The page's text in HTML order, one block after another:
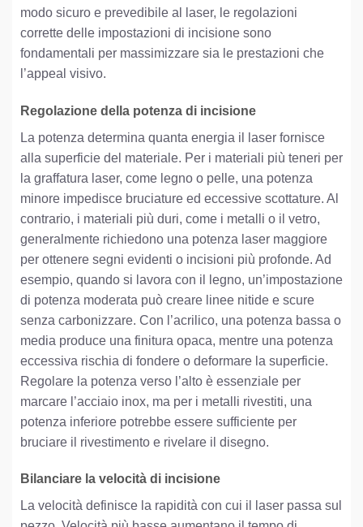
modo sicuro e prevedibile al laser, le regolazioni
corrette delle impostazioni di incisione sono
fondamentali per massimizzare sia le prestazioni che
l’appeal visivo.
Regolazione della potenza di incisione
La potenza determina quanta energia il laser fornisce
alla superficie del materiale. Per i materiali più teneri per
la graffatura laser, come legno o pelle, una potenza
minore impedisce bruciature ed eccessive scottature. Al
contrario, i materiali più duri, come i metalli o il vetro,
generalmente richiedono una potenza laser maggiore
per ottenere segni evidenti o incisioni più profonde. Ad
esempio, quando si lavora con il legno, un’impostazione
di potenza moderata può creare linee nitide e scure
senza carbonizzare. Con l’acrilico, una potenza bassa o
media produce una finitura opaca, mentre una potenza
eccessiva rischia di fondere o deformare la superficie.
Regolare la potenza verso l’alto è essenziale per
marcare l’acciaio inox, ma per i metalli rivestiti, una
potenza inferiore potrebbe essere sufficiente per
bruciare il rivestimento e rivelare il disegno.
Bilanciare la velocità di incisione
La velocità definisce la rapidità con cui il laser passa sul